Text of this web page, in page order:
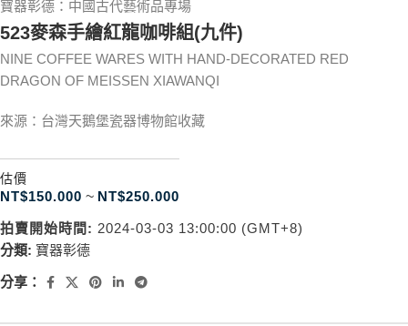
寶器彰德：中國古代藝術品專場
523麥森手繪紅龍咖啡組(九件)
NINE COFFEE WARES WITH HAND-DECORATED RED
DRAGON OF MEISSEN XIAWANQI
來源：台灣天鵝堡瓷器博物館收藏
估價
NT$150.000 ~ NT$250.000
拍賣開始時間: 2024-03-03 13:00:00 (GMT+8)
分類: 寶器彰德
分享：